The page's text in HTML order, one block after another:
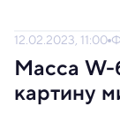
12.02.2023, 11:00
Масса W-
картину